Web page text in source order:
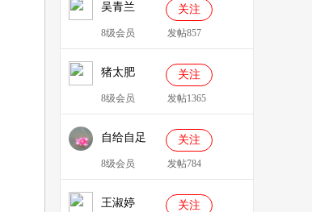
冯代林
吴青兰 关注
8级会员 发帖857
猪太肥
143814
关注
8级会员 发帖1365
自给自足 关注
8级会员 发帖784
王淑婷 关注